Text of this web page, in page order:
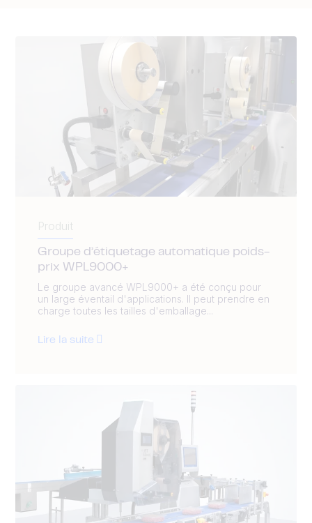
Produit
Groupe d’étiquetage automatique poids-
prix WPL9000+
Le groupe avancé WPL9000+ a été conçu pour
un large éventail d'applications. Il peut prendre en
charge toutes les tailles d'emballage...
Lire la suite